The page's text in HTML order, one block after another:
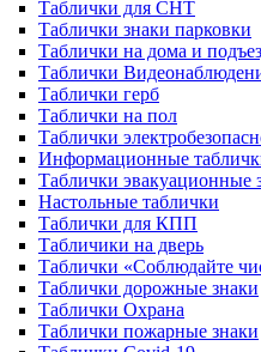
Таблички для СНТ
Таблички знаки парковки
Таблички на дома и
Таблички
Таблички герб
Таблички на пол
Таблички
Информационные
Таблички эвакуационные
Настольные таблички
Таблички для КПП
Табличики на дверь
Таблички «Соблюдайте
Таблички дорожные знаки
Таблички Охрана
Таблички пожарные знаки